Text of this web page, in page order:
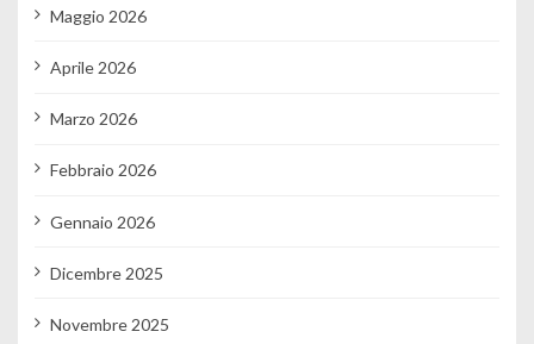
Maggio 2026
Aprile 2026
Marzo 2026
Febbraio 2026
Gennaio 2026
Dicembre 2025
Novembre 2025